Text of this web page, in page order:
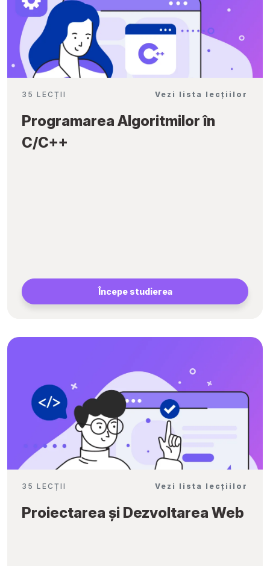
35 LECȚII Vezi lista lecțiilor
Programarea Algoritmilor în
C/C++
Începe studierea
35 LECȚII Vezi lista lecțiilor
Proiectarea și Dezvoltarea Web